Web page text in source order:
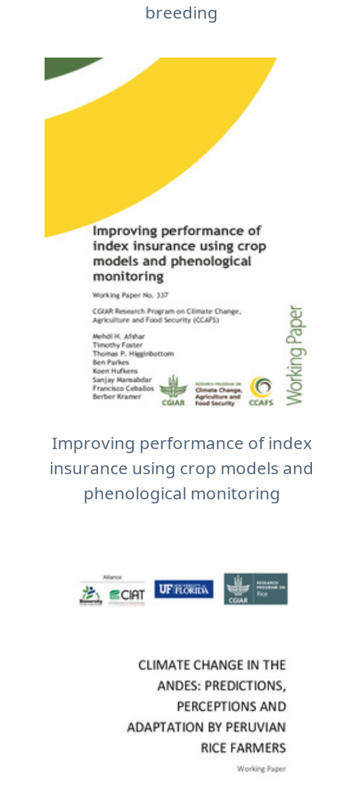
breeding
Improving performance of index
insurance using crop models and
phenological monitoring